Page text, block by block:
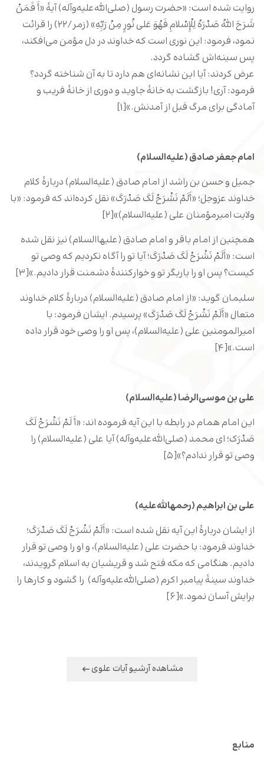
روایت شده است: «حضرت رسول (صلی‌الله‌علیه‌و‌آله) آیۀ «أَ فَمَنْ
شَرَحَ اللهُ صَدْرَهُ لِلْإِسْلامِ فَهُوَ عَلی نُورٍ مِنْ رَبِّهِ» (زمر/۲۲) را قرائت
نمود، فرمود: این نوری است که خداوند در دل مؤمن می‌افکند،
پس سینه‌اش گشاده گردد.
عرض کردند: آیا این نشانه‌ای هم دارد تا به آن شناخته گردد؟
فرمود: آری! بازگشت به خانۀ جاوید و دوری از خانۀ فریب و
آمادگی برای مرگ قبل از آمدنش.»[۱]
امام جعفر صادق (علیه‌السلام)
جمیل و حسن ‌بن ‌راشد از امام صادق (علیه‌السلام) دربارۀ کلام
خداوند عزوجل؛ «أَلَمْ نَشْرَحْ لَکَ صَدْرَکَ» نقل کرده‌اند که فرمود: «با
ولایت امیرمؤمنان علی (علیه‌السلام)»[۲]
همچنین از امام باقر و امام صادق (علیهاالسلام) نیز نقل شده
است: «أَلَمْ نَشْرَحْ لَکَ صَدْرَکَ؛ آیا تو را آگاه نکردیم که وصی تو
کیست؟ پس او را یاریگر تو و خوارکنندۀ دشمنت قرار دادیم.»[۳]
سلیمان گوید: «از امام صادق (علیه‌السلام) دربارۀ کلام خداوند
متعال «أَلَمْ نَشْرَحْ لَکَ صَدْرَکَ» پرسیدم. ایشان فرمود: با
امیرالمومنین علی (علیه‌السلام)، پس او را وصی خود قرار داده
است.»[۴]
علی ‌بن ‌موسی‌الرضا (علیه‌السلام)
این امام همام در رابطه با این آیه فرموده اند: «أَ لَمْ نَشْرَحْ لَکَ
صَدْرَک؛ ای محمد (صلی‌الله‌علیه‌و‌آله) آیا علی (علیه‌السلام) را
وصی تو قرار ندادم؟»[۵]
علی ‌بن ‌ابراهیم (رحمهالله‌علیه)
از ایشان دربارۀ این آیه نقل شده است: «أَلَمْ نَشْرَحْ لَکَ صَدْرَکَ؛
خداوند فرمود: با حضرت علی (علیه‌السلام)، و او را وصی تو قرار
دادیم. هنگامی ‌که مکه فتح شد و قریشیان به اسلام گرویدند،
خداوند سینۀ پیامبر اکرم (صلی‌الله‌علیه‌و‌آله) را گشود و کارها را
برایش آسان نمود.»[۶]
مشاهده آرشیو آیات علوی
منابع